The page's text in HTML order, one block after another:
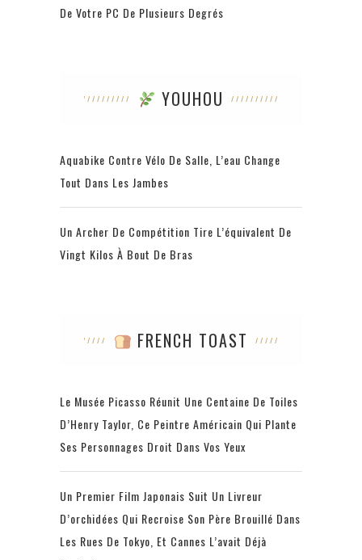
De Votre PC De Plusieurs Degrés
YOUHOU
Aquabike Contre Vélo De Salle, L’eau Change
Tout Dans Les Jambes
Un Archer De Compétition Tire L’équivalent De
Vingt Kilos À Bout De Bras
FRENCH TOAST
Le Musée Picasso Réunit Une Centaine De Toiles
D’Henry Taylor, Ce Peintre Américain Qui Plante
Ses Personnages Droit Dans Vos Yeux
Un Premier Film Japonais Suit Un Livreur
D’orchidées Qui Recroise Son Père Brouillé Dans
Les Rues De Tokyo, Et Cannes L’avait Déjà